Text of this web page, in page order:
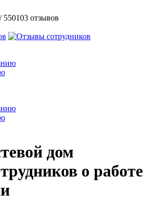
отзывов
дом
о работе